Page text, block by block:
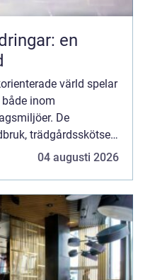
en
värld spelar
inom
De
trädgårdsskötsel,
04 augusti 2026